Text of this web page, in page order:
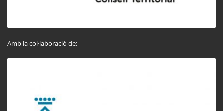
Amb la col·laboració de: